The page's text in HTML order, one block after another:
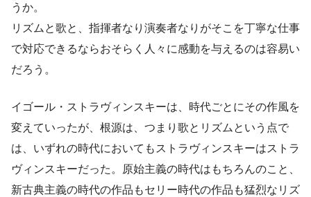
うか。
リズムと歌と、指揮者なり演奏者なりがそこを丁寧な仕事
で対応できるならおそらく人々に感動を与えるのは容易い
だろう。
イゴール・ストラヴィンスキーは、時代ごとにその作風を
変えていったが、根源は、つまり歌とリズムという点で
は、いずれの時代においてもストラヴィンスキーはストラ
ヴィンスキーだった。原始主義の時代はもちろんのこと、
新古典主義の時代の作品もセリー時代の作品も猛烈なリズ